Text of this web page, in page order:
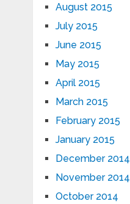
August 2015
July 2015
June 2015
May 2015
April 2015
March 2015
February 2015
January 2015
December 2014
November 2014
October 2014